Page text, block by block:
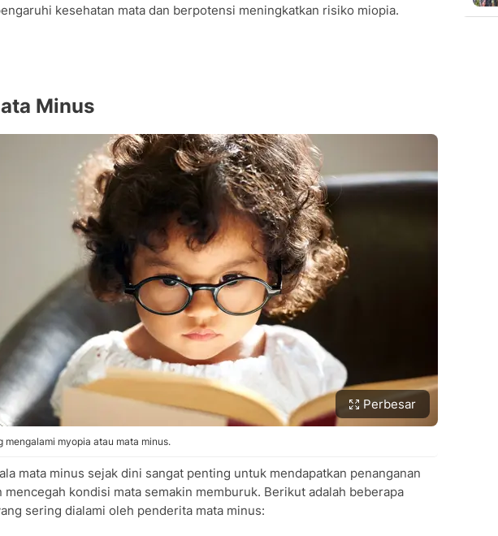
kesehatan mata dan berpotensi meningkatkan risiko miopia.
Minus
Perbesar
mengalami myopia atau mata minus.
mata minus sejak dini sangat penting untuk mendapatkan penanganan
mencegah kondisi mata semakin memburuk. Berikut adalah beberapa
sering dialami oleh penderita mata minus: